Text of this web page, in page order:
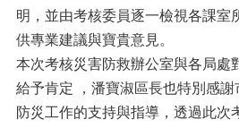
明，並由考核委員逐一檢視各課室
供專業建議與寶貴意見。
本次考核災害防救辦公室與各局處
給予肯定 ，潘寶淑區長也特別感
防災工作的支持與指導，透過此次